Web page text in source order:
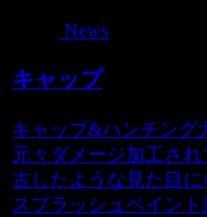
News
キャップ
キャップ&ハンチング
元々ダメージ加工さ
古したような見た目に
スプラッシュペイン